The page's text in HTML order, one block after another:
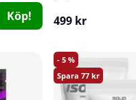
Köp! 499 kr
5
77